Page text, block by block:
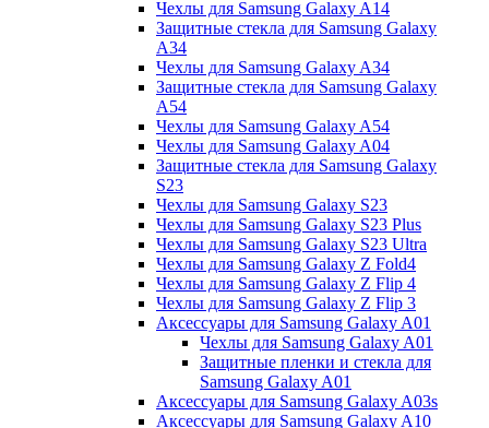
Чехлы для Samsung Galaxy A14
Защитные стекла для Samsung Galaxy
A34
Чехлы для Samsung Galaxy A34
Защитные стекла для Samsung Galaxy
A54
Чехлы для Samsung Galaxy A54
Чехлы для Samsung Galaxy A04
Защитные стекла для Samsung Galaxy
S23
Чехлы для Samsung Galaxy S23
Чехлы для Samsung Galaxy S23 Plus
Чехлы для Samsung Galaxy S23 Ultra
Чехлы для Samsung Galaxy Z Fold4
Чехлы для Samsung Galaxy Z Flip 4
Чехлы для Samsung Galaxy Z Flip 3
Аксессуары для Samsung Galaxy A01
Чехлы для Samsung Galaxy A01
Защитные пленки и стекла для
Samsung Galaxy A01
Аксессуары для Samsung Galaxy A03s
Аксессуары для Samsung Galaxy A10